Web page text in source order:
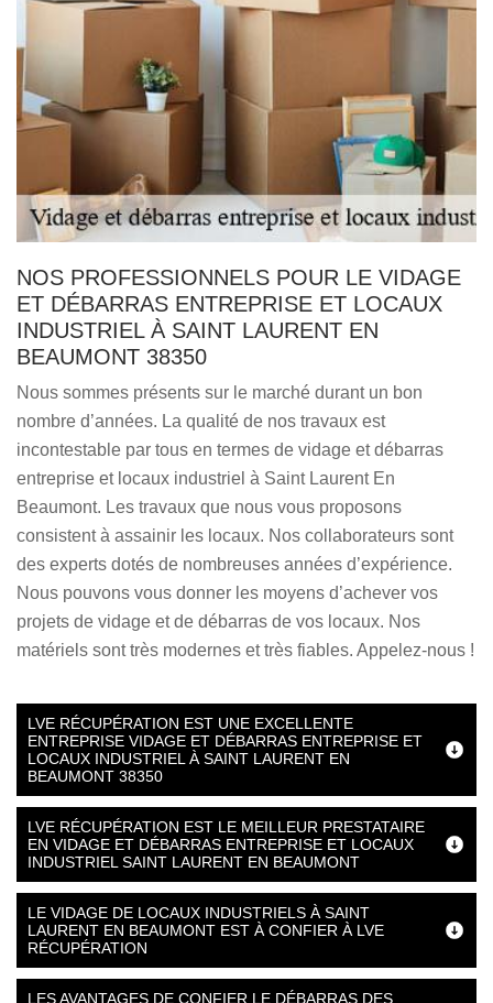
NOS PROFESSIONNELS POUR LE VIDAGE
ET DÉBARRAS ENTREPRISE ET LOCAUX
INDUSTRIEL À SAINT LAURENT EN
BEAUMONT 38350
Nous sommes présents sur le marché durant un bon
nombre d’années. La qualité de nos travaux est
incontestable par tous en termes de vidage et débarras
entreprise et locaux industriel à Saint Laurent En
Beaumont. Les travaux que nous vous proposons
consistent à assainir les locaux. Nos collaborateurs sont
des experts dotés de nombreuses années d’expérience.
Nous pouvons vous donner les moyens d’achever vos
projets de vidage et de débarras de vos locaux. Nos
matériels sont très modernes et très fiables. Appelez-nous !
LVE RÉCUPÉRATION EST UNE EXCELLENTE
ENTREPRISE VIDAGE ET DÉBARRAS ENTREPRISE ET
LOCAUX INDUSTRIEL À SAINT LAURENT EN
BEAUMONT 38350
LVE RÉCUPÉRATION EST LE MEILLEUR PRESTATAIRE
EN VIDAGE ET DÉBARRAS ENTREPRISE ET LOCAUX
INDUSTRIEL SAINT LAURENT EN BEAUMONT
LE VIDAGE DE LOCAUX INDUSTRIELS À SAINT
LAURENT EN BEAUMONT EST À CONFIER À LVE
RÉCUPÉRATION
LES AVANTAGES DE CONFIER LE DÉBARRAS DES